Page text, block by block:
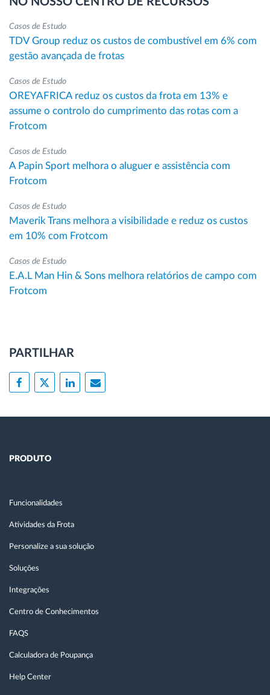
Casos de Estudo
TDV Group reduz os custos de combustível em 6% com
gestão avançada de frotas
Casos de Estudo
OREYAFRICA reduz os custos da frota em 13% e
assume o controlo do cumprimento das rotas com a
Frotcom
Casos de Estudo
A Papin Sport melhora o aluguer e assistência com
Frotcom
Casos de Estudo
Maverik Trans melhora a visibilidade e reduz os custos
em 10% com Frotcom
Casos de Estudo
E.A.L Man Hin & Sons melhora relatórios de campo com
Frotcom
PARTILHAR
PRODUTO
Funcionalidades
Atividades da Frota
Personalize a sua solução
Soluções
Integrações
Centro de Conhecimentos
FAQS
Calculadora de Poupança
Help Center